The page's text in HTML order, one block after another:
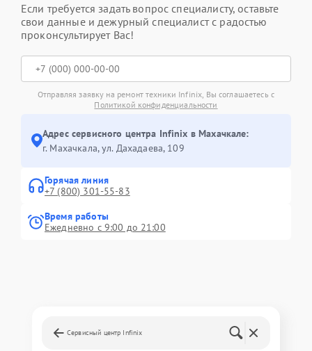
Если требуется задать вопрос специалисту, оставьте
свои данные и дежурный специалист с радостью
проконсультирует Вас!
Отправляя заявку на ремонт техники Infinix, Вы соглашаетесь с
Политикой конфиденциальности
Адрес сервисного центра Infinix в Махачкале:
г. Махачкала, ул. Дахадаева, 109
Горячая линия
+7 (800) 301-55-83
Время работы
Ежедневно с 9:00 до 21:00
Сервисный центр Infinix